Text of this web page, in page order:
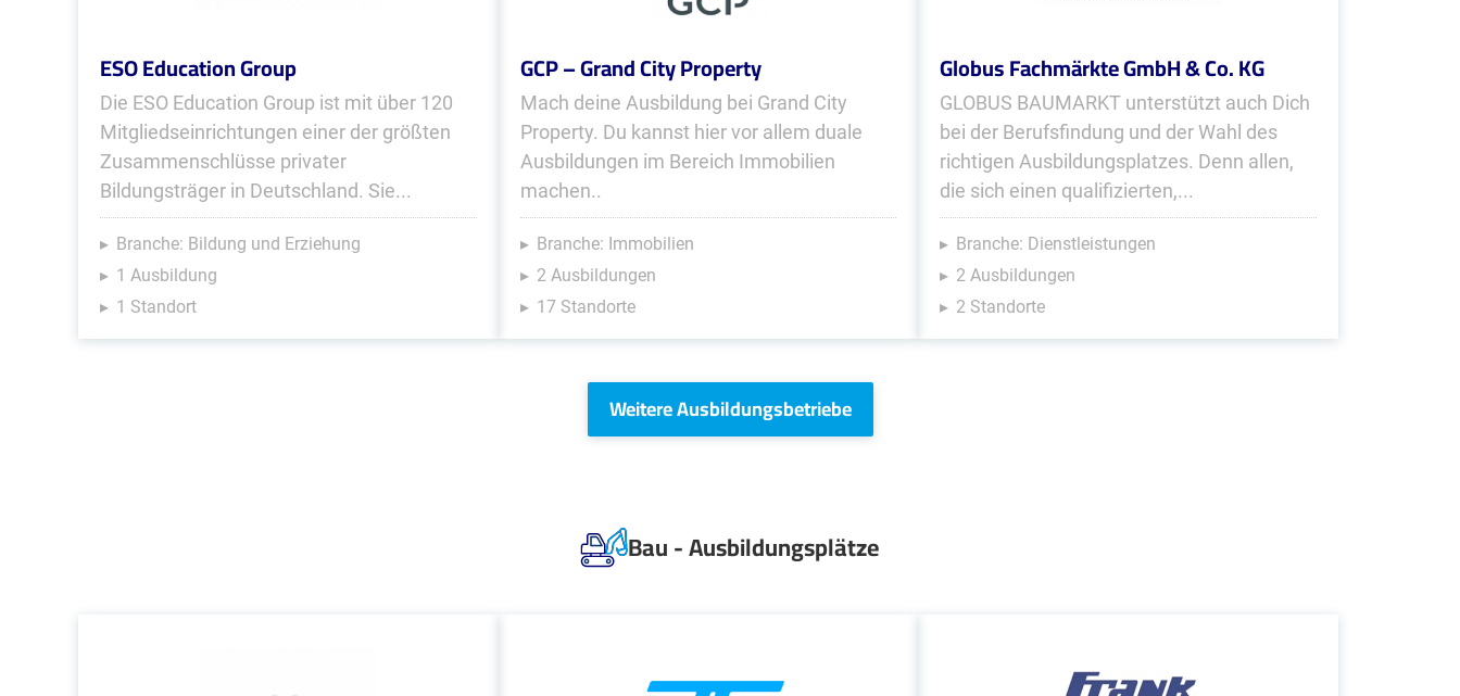
ESO Education Group
Die ESO Education Group ist mit über 120
Mitgliedseinrichtungen einer der größten
Zusammenschlüsse privater
Bildungsträger in Deutschland. Sie...
Branche: Bildung und Erziehung
1 Ausbildung
1 Standort
GCP – Grand City Property
Mach deine Ausbildung bei Grand City
Property. Du kannst hier vor allem duale
Ausbildungen im Bereich Immobilien
machen..
Branche: Immobilien
2 Ausbildungen
17 Standorte
Globus Fachmärkte GmbH & Co. KG
GLOBUS BAUMARKT unterstützt auch Dich
bei der Berufsfindung und der Wahl des
richtigen Ausbildungsplatzes. Denn allen,
die sich einen qualifizierten,...
Branche: Dienstleistungen
2 Ausbildungen
2 Standorte
Weitere Ausbildungsbetriebe
Bau - Ausbildungsplätze